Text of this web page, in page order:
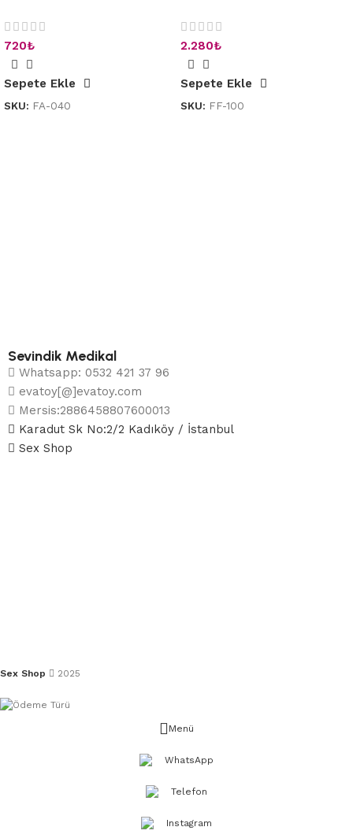
720₺
Sepete Ekle
SKU: FA-040
2.280₺
Sepete Ekle
SKU: FF-100
Sevindik Medikal
Whatsapp: 0532 421 37 96
evatoy[@]evatoy.com
Mersis:2886458807600013
Karadut Sk No:2/2 Kadıköy / İstanbul
Sex Shop
Sex Shop 2025
Menü
WhatsApp
Telefon
Instagram